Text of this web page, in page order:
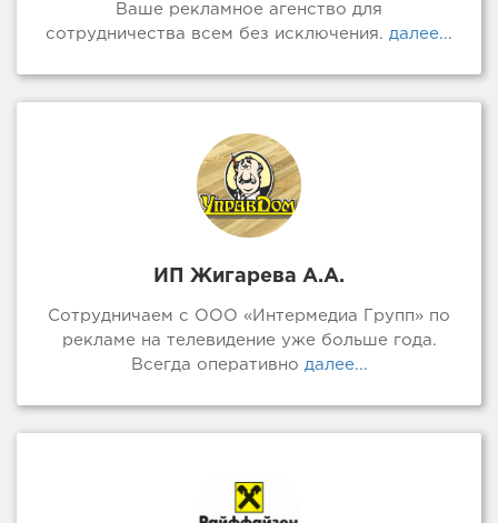
Ваше рекламное агенство для
сотрудничества всем без исключения.
далее...
ИП Жигарева А.А.
Сотрудничаем с ООО «Интермедиа Групп» по
рекламе на телевидение уже больше года.
Всегда оперативно далее...